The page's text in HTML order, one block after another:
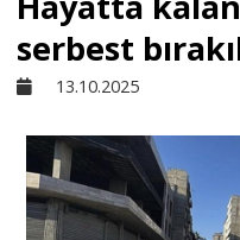
serbest
13.10.2025